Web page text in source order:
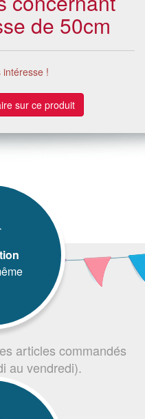
de 50cm
intéresse !
sur ce produit
articles commandés
au vendredi).